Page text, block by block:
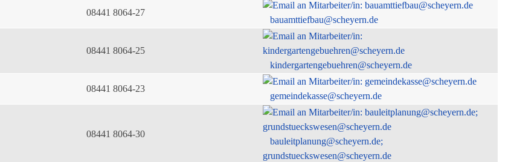
08441 8064-27
bauamttiefbau@scheyern.de
08441 8064-25
kindergartengebuehren@scheyern.de
08441 8064-23
gemeindekasse@scheyern.de
08441 8064-30
bauleitplanung@scheyern.de;
grundstueckswesen@scheyern.de